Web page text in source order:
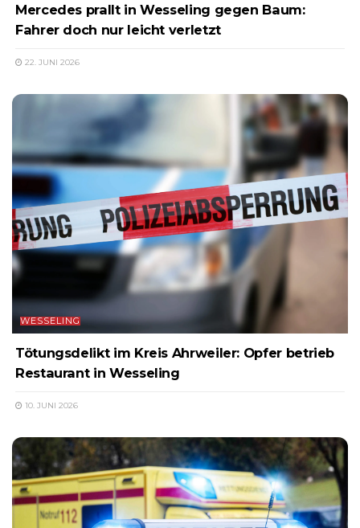
Mercedes prallt in Wesseling gegen Baum:
Fahrer doch nur leicht verletzt
22. JUNI 2026
WESSELING
Tötungsdelikt im Kreis Ahrweiler: Opfer betrieb
Restaurant in Wesseling
10. JUNI 2026